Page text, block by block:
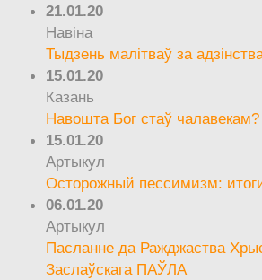
21.01.20
Навіна
Тыдзень малітваў за
15.01.20
Казань
Навошта Бог стаў
15.01.20
Артыкул
Осторожный пессимизм:
06.01.20
Артыкул
Пасланне да Ражджаства
Заслаўскага ПАЎЛА